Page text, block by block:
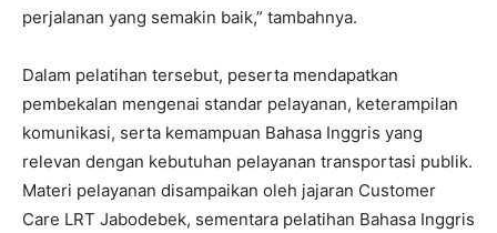
perjalanan yang semakin baik,” tambahnya.
Dalam pelatihan tersebut, peserta mendapatkan
pembekalan mengenai standar pelayanan, keterampilan
komunikasi, serta kemampuan Bahasa Inggris yang
relevan dengan kebutuhan pelayanan transportasi publik.
Materi pelayanan disampaikan oleh jajaran Customer
Care LRT Jabodebek, sementara pelatihan Bahasa Inggris